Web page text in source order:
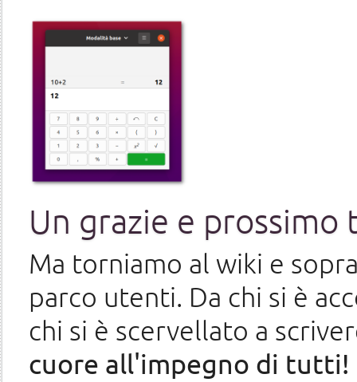
Un grazie e prossimo
Ma torniamo al wiki e
parco utenti. Da chi si è
chi si è scervellato a
cuore all'impegno di tutti!